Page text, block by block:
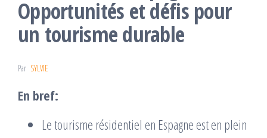
Opportunités et défis pour
un tourisme durable
Par SYLVIE
En bref:
Le tourisme résidentiel en Espagne est en plein